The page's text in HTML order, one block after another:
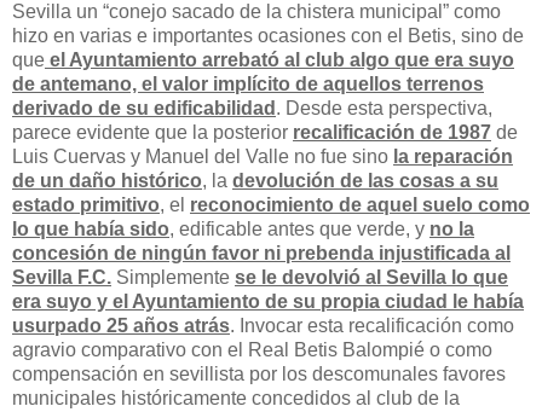
Sevilla un “conejo sacado de la chistera municipal” como
hizo en varias e importantes ocasiones con el Betis, sino de
que el Ayuntamiento arrebató al club algo que era suyo
de antemano, el valor implícito de aquellos terrenos
derivado de su edificabilidad . Desde esta perspectiva,
parece evidente que la posterior recalificación de 1987 de
Luis Cuervas y Manuel del Valle no fue sino la reparación
de un daño histórico, la devolución de las cosas a su
estado primitivo, el reconocimiento de aquel suelo como
lo que había sido, edificable antes que verde, y no la
concesión de ningún favor ni prebenda injustificada al
Sevilla F.C. Simplemente se le devolvió al Sevilla lo que
era suyo y el Ayuntamiento de su propia ciudad le había
usurpado 25 años atrás. Invocar esta recalificación como
agravio comparativo con el Real Betis Balompié o como
compensación en sevillista por los descomunales favores
municipales históricamente concedidos al club de la